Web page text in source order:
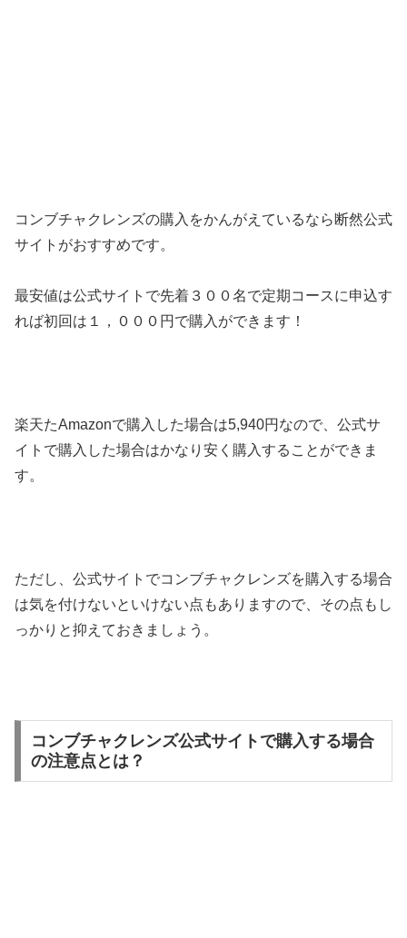
コンブチャクレンズの購入をかんがえているなら断然公式
サイトがおすすめです。
最安値は公式サイトで先着３００名で定期コースに申込す
れば初回は１，０００円で購入ができます！
楽天たAmazonで購入した場合は5,940円なので、公式サ
イトで購入した場合はかなり安く購入することができま
す。
ただし、公式サイトでコンブチャクレンズを購入する場合
は気を付けないといけない点もありますので、その点もし
っかりと抑えておきましょう。
コンブチャクレンズ公式サイトで購入する場合
の注意点とは？